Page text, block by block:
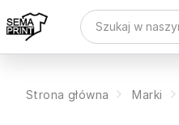
Strona główna Marki